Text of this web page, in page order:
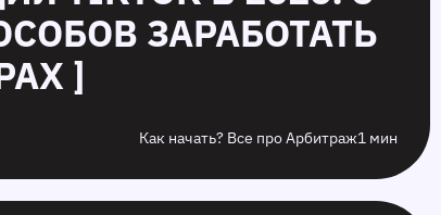
ЗАРАБОТАТЬ
]
Как начать? Все про Арбитраж1 мин